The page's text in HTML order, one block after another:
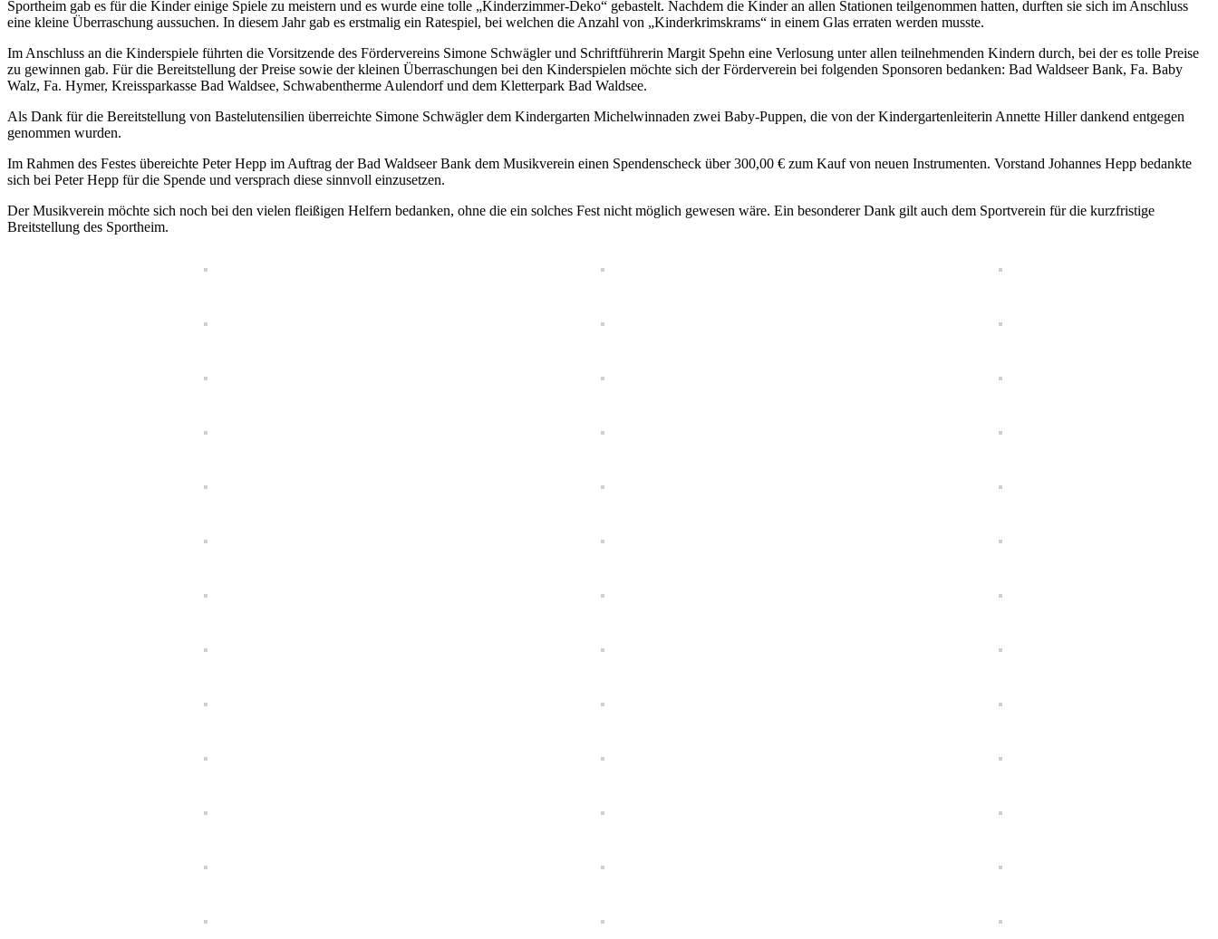
Sportheim gab es für die Kinder einige Spiele zu meistern und es wurde eine tolle „Kinderzimmer-Deko“ gebastelt. Nachdem die Kinder an allen Stationen teilgenommen hatten, durften sie sich im Anschluss
eine kleine Überraschung aussuchen. In diesem Jahr gab es erstmalig ein Ratespiel, bei welchen die Anzahl von „Kinderkrimskrams“ in einem Glas erraten werden musste.
Im Anschluss an die Kinderspiele führten die Vorsitzende des Fördervereins Simone Schwägler und Schriftführerin Margit Spehn eine Verlosung unter allen teilnehmenden Kindern durch, bei der es tolle Preise
zu gewinnen gab. Für die Bereitstellung der Preise sowie der kleinen Überraschungen bei den Kinderspielen möchte sich der Förderverein bei folgenden Sponsoren bedanken: Bad Waldseer Bank, Fa. Baby
Walz, Fa. Hymer, Kreissparkasse Bad Waldsee, Schwabentherme Aulendorf und dem Kletterpark Bad Waldsee.
Als Dank für die Bereitstellung von Bastelutensilien überreichte Simone Schwägler dem Kindergarten Michelwinnaden zwei Baby-Puppen, die von der Kindergartenleiterin Annette Hiller dankend entgegen
genommen wurden.
Im Rahmen des Festes übereichte Peter Hepp im Auftrag der Bad Waldseer Bank dem Musikverein einen Spendenscheck über 300,00 € zum Kauf von neuen Instrumenten. Vorstand Johannes Hepp bedankte
sich bei Peter Hepp für die Spende und versprach diese sinnvoll einzusetzen.
Der Musikverein möchte sich noch bei den vielen fleißigen Helfern bedanken, ohne die ein solches Fest nicht möglich gewesen wäre. Ein besonderer Dank gilt auch dem Sportverein für die kurzfristige
Breitstellung des Sportheim.